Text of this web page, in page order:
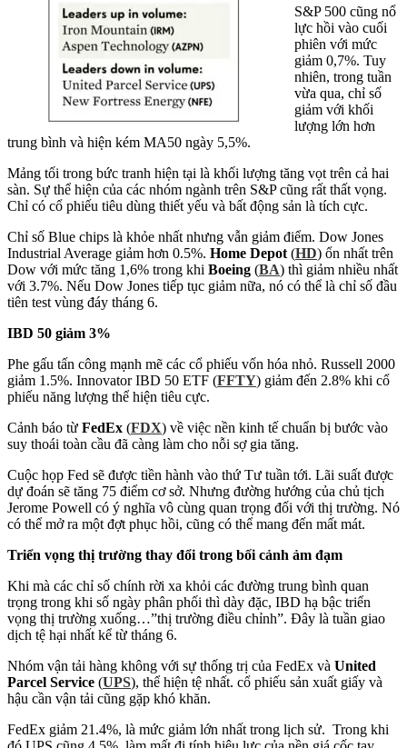
S&P 500 cũng nổ
lực hồi vào cuối
phiên với mức
giảm 0,7%. Tuy
nhiên, trong tuần
vừa qua, chỉ số
giảm với khối
lượng lớn hơn
trung bình và hiện kém MA50 ngày 5,5%.
Mảng tối trong bức tranh hiện tại là khối lượng tăng vọt trên cả hai
sàn. Sự thể hiện của các nhóm ngành trên S&P cũng rất thất vọng.
Chỉ có cổ phiếu tiêu dùng thiết yếu và bất động sản là tích cực.
Chỉ số Blue chips là khỏe nhất nhưng vẫn giảm điểm. Dow Jones
Industrial Average giảm hơn 0.5%. Home Depot (HD) ổn nhất trên
Dow với mức tăng 1,6% trong khi Boeing (BA) thì giảm nhiều nhất
với 3.7%. Nếu Dow Jones tiếp tục giảm nữa, nó có thể là chỉ số đầu
tiên test vùng đáy tháng 6.
IBD 50 giảm 3%
Phe gấu tấn công mạnh mẽ các cổ phiếu vốn hóa nhỏ. Russell 2000
giảm 1.5%. Innovator IBD 50 ETF (FFTY) giảm đến 2.8% khi cổ
phiếu năng lượng thể hiện tiêu cực.
Cảnh báo từ FedEx (FDX) về việc nền kinh tế chuẩn bị bước vào
suy thoái toàn cầu đã càng làm cho nỗi sợ gia tăng.
Cuộc họp Fed sẽ được tiền hành vào thứ Tư tuần tới. Lãi suất được
dự đoán sẽ tăng 75 điểm cơ sở. Nhưng đường hướng của chủ tịch
Jerome Powell có ý nghĩa vô cùng quan trọng đối với thị trường. Nó
có thể mở ra một đợt phục hồi, cũng có thể mang đến mất mát.
Triển vọng thị trường thay đổi trong bối cảnh ảm đạm
Khi mà các chỉ số chính rời xa khỏi các đường trung bình quan
trọng trong khi số ngày phân phối thì dày đặc, IBD hạ bậc triển
vọng thị trường xuống…”thị trường điều chỉnh”. Đây là tuần giao
dịch tệ hại nhất kể từ tháng 6.
Nhóm vận tải hàng không với sự thống trị của FedEx và United
Parcel Service (UPS), thể hiện tệ nhất. cổ phiếu sản xuất giấy và
hậu cần vận tải cũng gặp khó khăn.
FedEx giảm 21.4%, là mức giảm lớn nhất trong lịch sử. Trong khi